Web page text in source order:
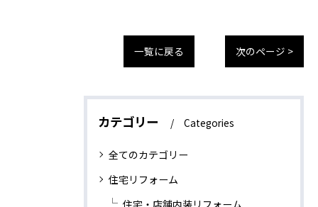
一覧に戻る 次のページ >
カテゴリー Categories
全てのカテゴリー
住宅リフォーム
住宅・店舗内装リフォーム